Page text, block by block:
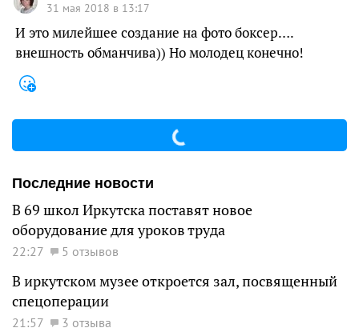
31 мая 2018 в 13:17
И это милейшее создание на фото боксер….
внешность обманчива)) Но молодец конечно!
Последние новости
В 69 школ Иркутска поставят новое
оборудование для уроков труда
22:27 5 отзывов
В иркутском музее откроется зал, посвященный
спецоперации
21:57 3 отзыва